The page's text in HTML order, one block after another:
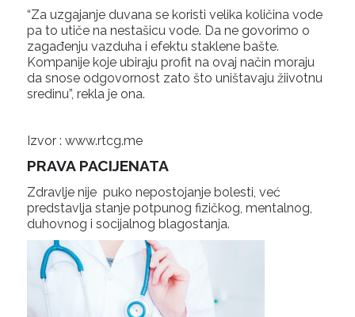
“Za uzgajanje duvana se koristi velika količina vode
pa to utiče na nestašicu vode. Da ne govorimo o
zagađenju vazduha i efektu staklene bašte.
Kompanije koje ubiraju profit na ovaj način moraju
da snose odgovornost zato što uništavaju žiivotnu
sredinu”, rekla je ona.
Izvor : www.rtcg.me
PRAVA PACIJENATA
Zdravlje nije puko nepostojanje bolesti, već
predstavlja stanje potpunog fizičkog, mentalnog,
duhovnog i socijalnog blagostanja.